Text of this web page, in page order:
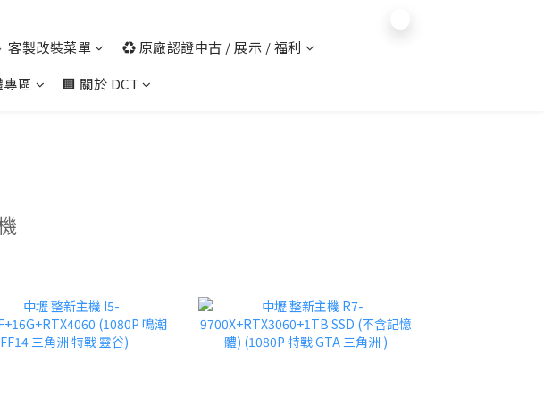
客製改裝菜單
♻️ 原廠認證中古 / 展示 / 福利
區 🏢 關於 DCT